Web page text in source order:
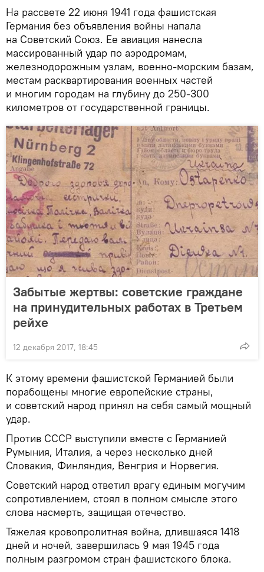
На рассвете 22 июня 1941 года фашистская
Германия без объявления войны напала
на Советский Союз. Ее авиация нанесла
массированный удар по аэродромам,
железнодорожным узлам, военно-морским базам,
местам расквартирования военных частей
и многим городам на глубину до 250-300
километров от государственной границы.
Забытые жертвы: советские граждане
на принудительных работах в Третьем
рейхе
12 декабря 2017, 18:45
К этому времени фашистской Германией были
порабощены многие европейские страны,
и советский народ принял на себя самый мощный
удар.
Против СССР выступили вместе с Германией
Румыния, Италия, а через несколько дней
Словакия, Финляндия, Венгрия и Норвегия.
Советский народ ответил врагу единым могучим
сопротивлением, стоял в полном смысле этого
слова насмерть, защищая отечество.
Тяжелая кровопролитная война, длившаяся 1418
дней и ночей, завершилась 9 мая 1945 года
полным разгромом стран фашистского блока.